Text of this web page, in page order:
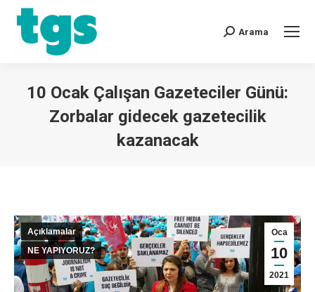
Arama
10 Ocak Çalışan Gazeteciler Günü:
Zorbalar gidecek gazetecilik
kazanacak
Oca
10
2021
Açıklamalar
NE YAPIYORUZ?